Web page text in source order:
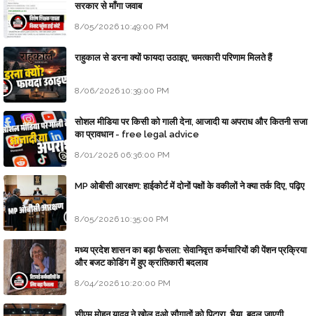
सरकार से माँगा जवाब
8/05/2026 10:49:00 PM
राहुकाल से डरना क्यों फायदा उठाइए, चमत्कारी परिणाम मिलते हैं
8/06/2026 10:39:00 PM
सोशल मीडिया पर किसी को गाली देना, आजादी या अपराध और कितनी सजा
का प्रावधान - free legal advice
8/01/2026 06:36:00 PM
MP ओबीसी आरक्षण: हाईकोर्ट में दोनों पक्षों के वकीलों ने क्या तर्क दिए, पढ़िए
8/05/2026 10:35:00 PM
मध्य प्रदेश शासन का बड़ा फैसला: सेवानिवृत्त कर्मचारियों की पेंशन प्रक्रिया
और बजट कोडिंग में हुए क्रांतिकारी बदलाव
8/04/2026 10:20:00 PM